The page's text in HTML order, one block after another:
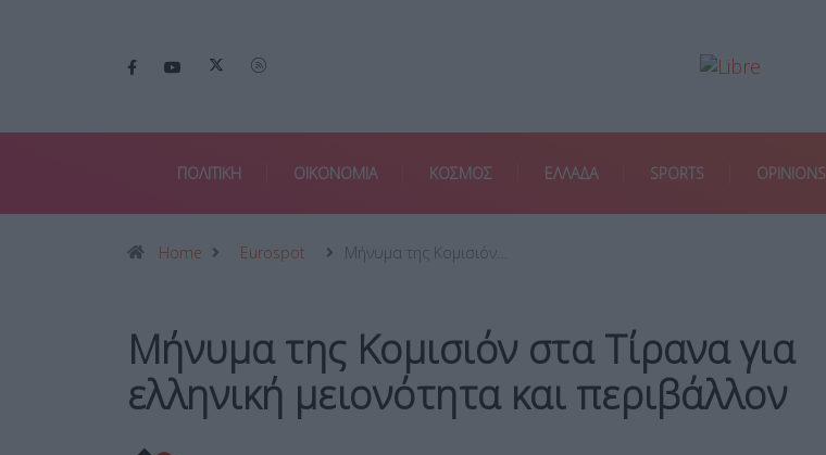
ΠΟΛΙΤΙΚΗ ΟΙΚΟΝΟΜΙΑ ΚΟΣΜΟΣ ΕΛΛΑΔΑ SPORTS OPINIONS
Home Eurospot Μήνυμα της Κομισιόν…
Μήνυμα της Κομισιόν στα Τίρανα για
ελληνική μειονότητα και περιβάλλον